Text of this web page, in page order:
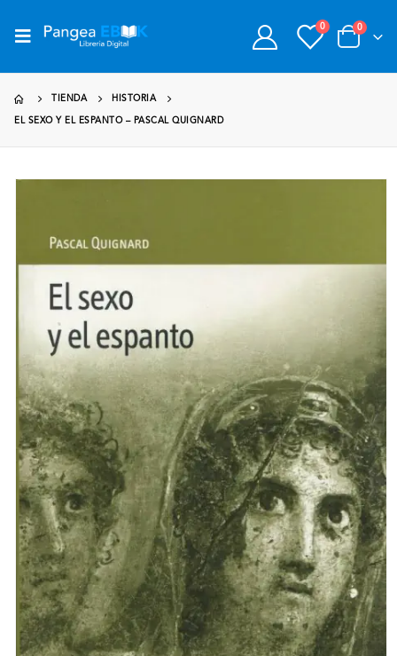
0 0
TIENDA HISTORIA
EL SEXO Y EL ESPANTO – PASCAL QUIGNARD